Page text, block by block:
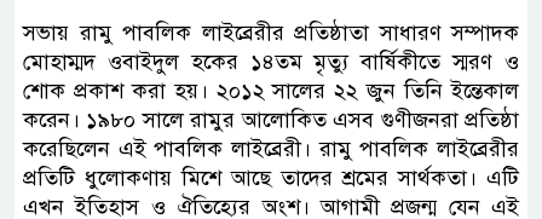
সভায় রামু পাবলিক লাইব্রেরীর প্রতিষ্ঠাতা সাধারণ সম্পাদক
মোহাম্মদ ওবাইদুল হকের ১৪তম মৃত্যু বার্ষিকীতে স্মরণ ও
শোক প্রকাশ করা হয়। ২০১২ সালের ২২ জুন তিনি ইন্তেকাল
করেন। ১৯৮০ সালে রামুর আলোকিত এসব গুণীজনরা প্রতিষ্ঠা
করেছিলেন এই পাবলিক লাইব্রেরী। রামু পাবলিক লাইব্রেরীর
প্রতিটি ধুলোকণায় মিশে আছে তাদের শ্রমের সার্থকতা। এটি
এখন ইতিহাস ও ঐতিহ্যের অংশ। আগামী প্রজন্ম যেন এই